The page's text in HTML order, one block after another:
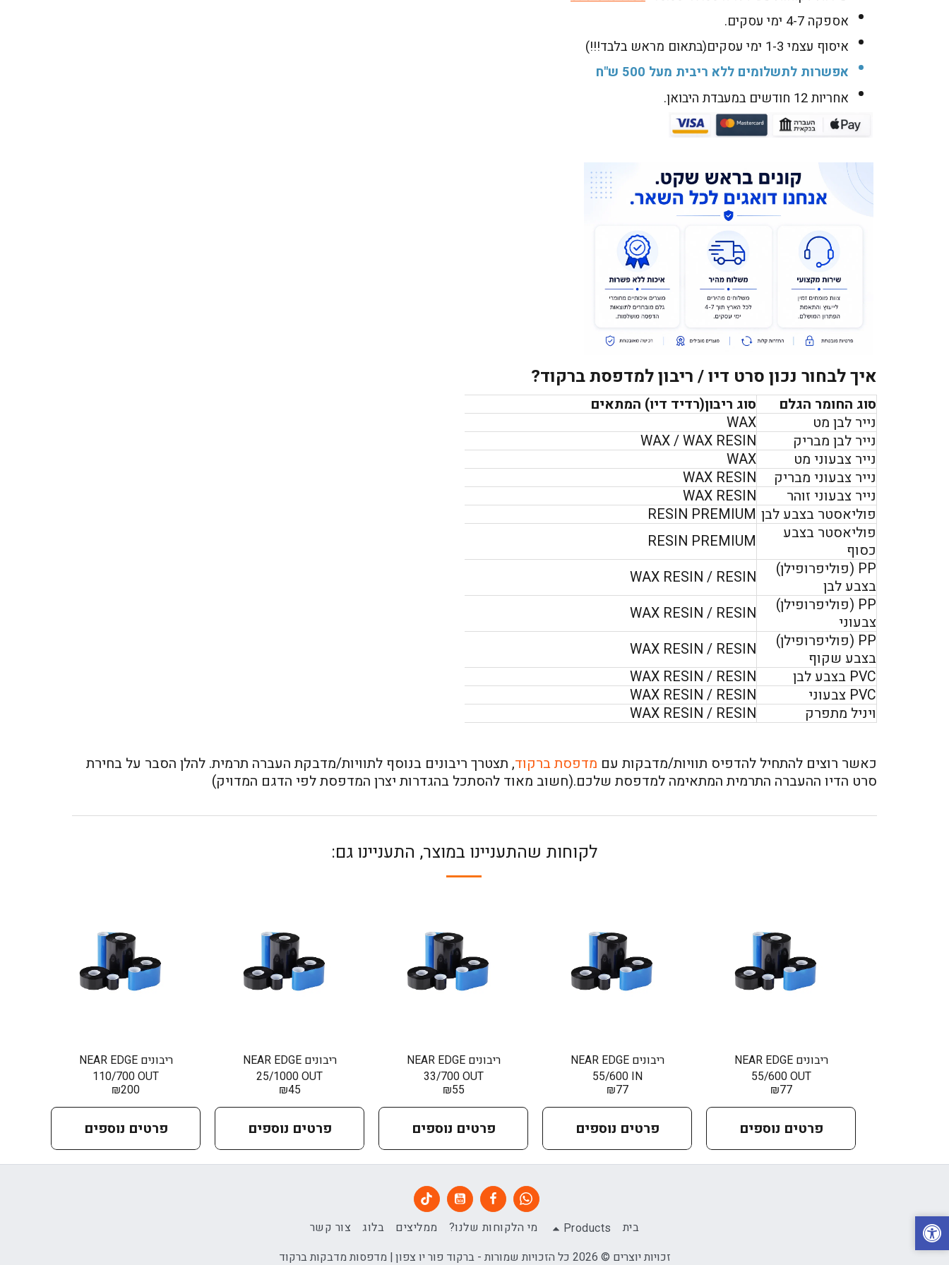
אספקה 4-7 ימי עסקים.
איסוף עצמי 1-3 ימי עסקים(בתאום מראש בלבד!!!)
אפשרות לתשלומים ללא ריבית מעל 500 ש"ח
אחריות 12 חודשים במעבדת היבואן.
איך לבחור נכון סרט דיו / ריבון למדפסת ברקוד?
סוג החומר הגלם
סוג ריבון(רדיד דיו) המתאים
נייר לבן מט
WAX
נייר לבן מבריק
WAX / WAX RESIN
נייר צבעוני מט
WAX
נייר צבעוני מבריק
WAX RESIN
נייר צבעוני זוהר
WAX RESIN
פוליאסטר בצבע לבן RESIN PREMIUM
פוליאסטר בצבע
כסוף
RESIN PREMIUM
PP (פוליפרופילן)
בצבע לבן
WAX RESIN / RESIN
PP (פוליפרופילן)
צבעוני
WAX RESIN / RESIN
PP (פוליפרופילן)
בצבע שקוף
WAX RESIN / RESIN
PVC בצבע לבן
WAX RESIN / RESIN
PVC צבעוני
WAX RESIN / RESIN
ויניל מתפרק
WAX RESIN / RESIN
כאשר רוצים להתחיל להדפיס תוויות/מדבקות עם מדפסת ברקוד, תצטרך ריבונים בנוסף לתוויות/מדבקת העברה תרמית. להלן הסבר על בחירת
סרט הדיו ההעברה התרמית המתאימה למדפסת שלכם.(חשוב מאוד להסתכל בהגדרות יצרן המדפסת לפי הדגם המדויק)
לקוחות שהתעניינו במוצר, התעניינו גם:
ריבונים NEAR EDGE
55/600 OUT
₪77
פרטים נוספים
ריבונים NEAR EDGE
55/600 IN
₪77
פרטים נוספים
ריבונים NEAR EDGE
33/700 OUT
₪55
פרטים נוספים
ריבונים NEAR EDGE
25/1000 OUT
₪45
פרטים נוספים
ריבונים NEAR EDGE
110/700 OUT
₪200
פרטים נוספים
בית Products מי הלקוחות שלנו? ממליצים בלוג
צור קשר
זכויות יוצרים © 2026 כל הזכויות שמורות -
ברקוד פור יו צפון | מדפסות מדבקות ברקוד